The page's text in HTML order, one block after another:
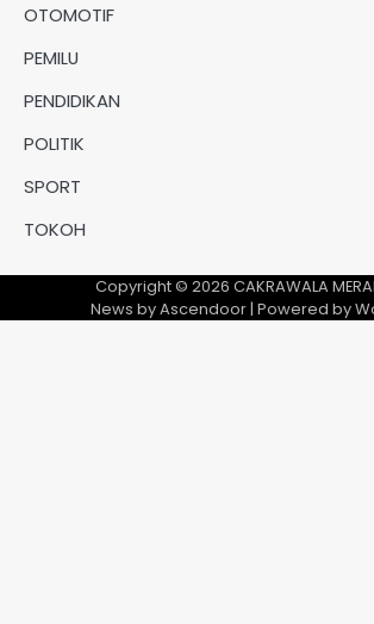
OTOMOTIF
PEMILU
PENDIDIKAN
POLITIK
SPORT
TOKOH
Copyright © 2026 CAKRAWALA
News byAscendoor| Powered by